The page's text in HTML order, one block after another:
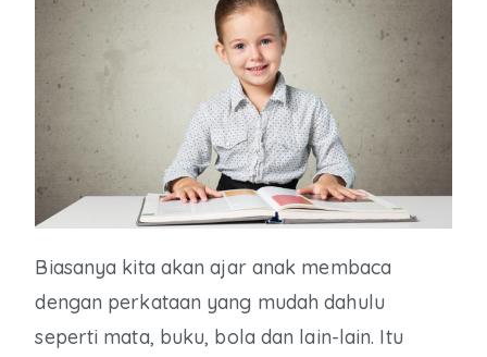
Biasanya kita akan ajar anak membaca
dengan perkataan yang mudah dahulu
seperti mata, buku, bola dan lain-lain. Itu